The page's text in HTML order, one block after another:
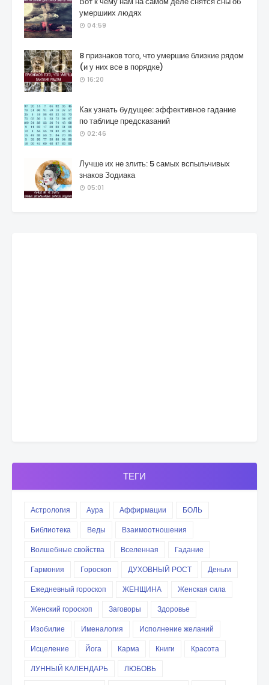
умершиих людях
04:59
8 признаков того, что умершие близкие рядом
(и у них все в порядке)
16:20
Как узнать будущее: эффективное гадание
по таблице предсказаний
02:46
Лучше их не злить: 5 самых вспыльчивых
знаков Зодиака
05:01
ТЕГИ
Астрология Аура Аффирмации
БОЛЬ
Библиотека
Веды
Взаимоотношения
Волшебные свойства
Вселенная
Гадание
Гармония
Гороскоп ДУХОВНЫЙ РОСТ
Деньги
Ежедневный гороскоп
ЖЕНЩИНА
Женская сила
Женский гороскоп
Заговоры
Здоровье
Изобилие
Именалогия
Исполнение желаний
Исцеление
Йога Карма Книги
Красота
ЛУННЫЙ КАЛЕНДАРЬ
ЛЮБОВЬ